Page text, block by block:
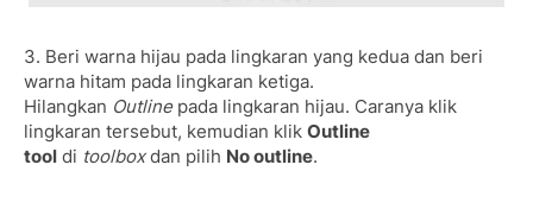
3. Beri warna hijau pada lingkaran yang kedua dan beri
warna hitam pada lingkaran ketiga.
Hilangkan Outlinepada lingkaran hijau. Caranya klik
lingkaran tersebut, kemudian klik Outline
tool di toolboxdan pilih No outline.